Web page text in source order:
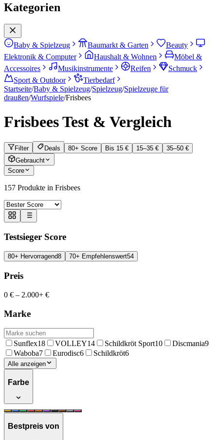
Kategorien
Baby & Spielzeug Baumarkt & Garten
Beauty
Elektronik & Computer
Haushalt & Wohnen
Möbel &
Accessoires
Musikinstrumente Reifen
Schmuck
Sport & Outdoor
Tierbedarf
Startseite/Baby & Spielzeug/Spielzeug/Spielzeuge für
draußen/Wurfspiele/Frisbees
FrisbeesTest & Vergleich
Filter Deals 80+ Score Bis 15 € 15–35 €
35–50 €
Gebraucht
Score
157 Produkte in Frisbees
Testsieger Score
80+ Hervorragend8 70+ Empfehlenswert54
Preis
0 € – 2.000+ €
Marke
Sunflex18 VOLLEY14 Schildkröt Sport10 Discmania9
Waboba7 Eurodisc6 Schildkröt6
Alle anzeigen
Farbe
Bestpreis von